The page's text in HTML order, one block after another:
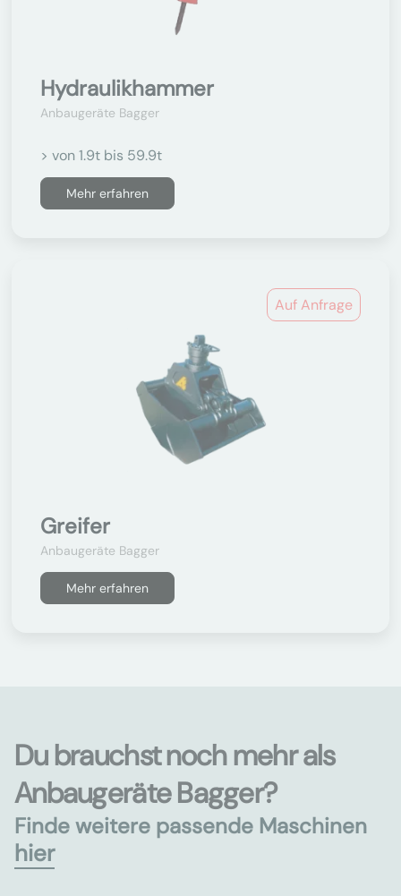
Hydraulikhammer
Anbaugeräte Bagger
> von 1.9t bis 59.9t
Mehr erfahren
Auf Anfrage
Greifer
Anbaugeräte Bagger
Mehr erfahren
Du brauchst noch mehr als
Anbaugeräte Bagger?
Finde weitere passende Maschinen
hier